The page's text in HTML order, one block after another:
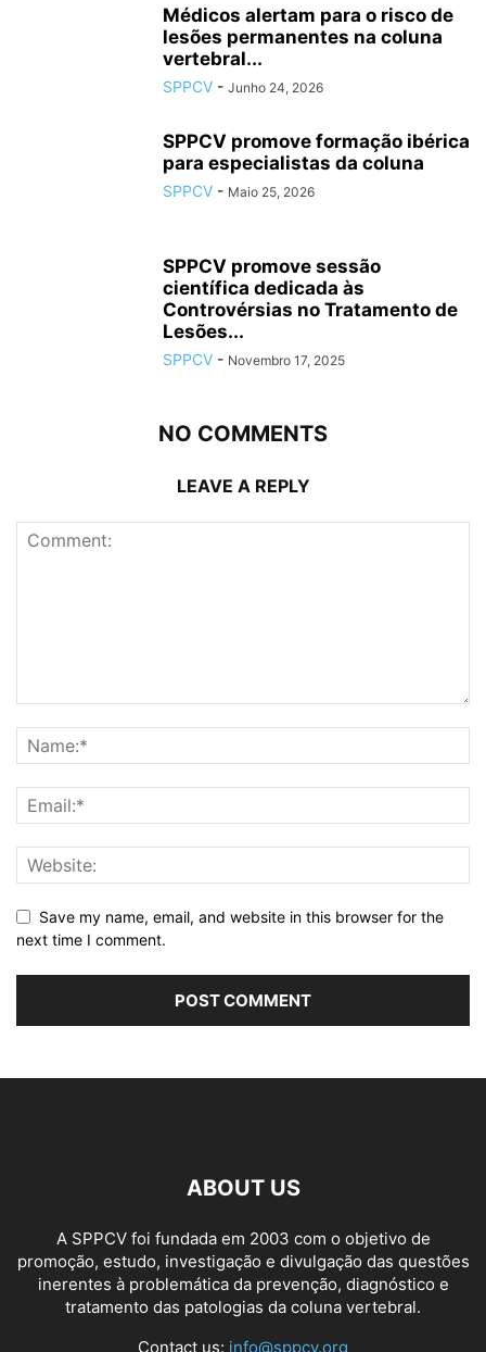
Médicos alertam para o risco de
lesões permanentes na coluna
vertebral...
SPPCV - Junho 24, 2026
SPPCV promove formação ibérica
para especialistas da coluna
SPPCV - Maio 25, 2026
SPPCV promove sessão
científica dedicada às
Controvérsias no Tratamento de
Lesões...
SPPCV - Novembro 17, 2025
NO COMMENTS
LEAVE A REPLY
Save my name, email, and website in this browser for the
next time I comment.
ABOUT US
A SPPCV foi fundada em 2003 com o objetivo de
promoção, estudo, investigação e divulgação das questões
inerentes à problemática da prevenção, diagnóstico e
tratamento das patologias da coluna vertebral.
Contact us: info@sppcv.org